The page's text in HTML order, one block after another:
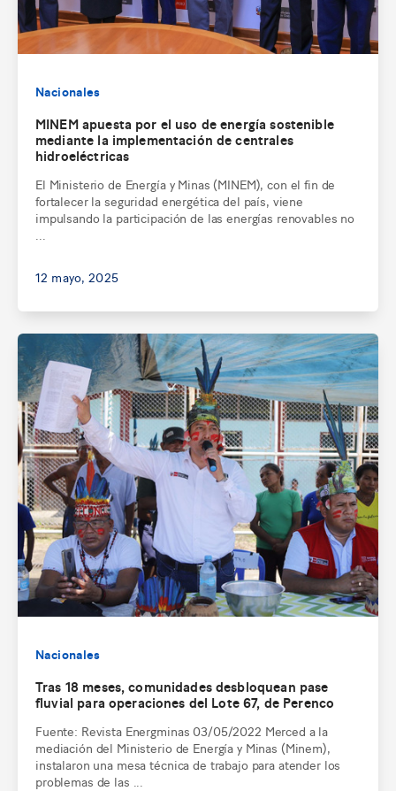
Nacionales
MINEM apuesta por el uso de energía sostenible
mediante la implementación de centrales
hidroeléctricas
El Ministerio de Energía y Minas (MINEM), con el fin de
fortalecer la seguridad energética del país, viene
impulsando la participación de las energías renovables no
12 mayo, 2025
Nacionales
Tras 18 meses, comunidades desbloquean pase
fluvial para operaciones del Lote 67, de Perenco
Fuente: Revista Energminas 03/05/2022 Merced a la
mediación del Ministerio de Energía y Minas (Minem),
instalaron una mesa técnica de trabajo para atender los
problemas de las ...